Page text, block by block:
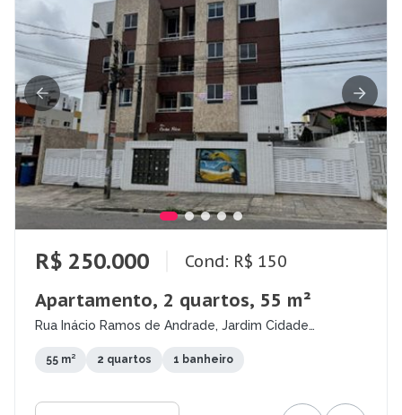
R$ 250.000 Cond: R$ 150
Apartamento, 2 quartos, 55 m²
Rua Inácio Ramos de Andrade, Jardim Cidade
55 m² 2 quartos 1 banheiro